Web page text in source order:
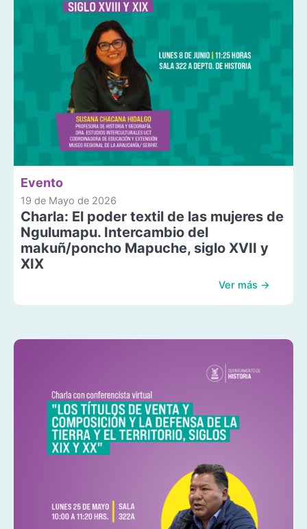
Evento
19 de Mayo de 2026
Charla: El poder textil de las mujeres de
Ngulumapu. Intercambio del
makuñ/poncho Mapuche, siglo XVII y
XIX
Ver más →